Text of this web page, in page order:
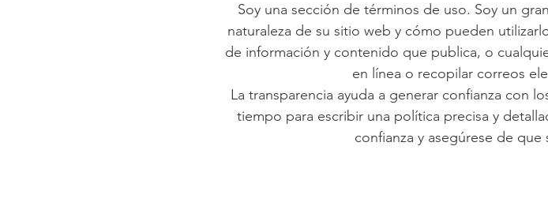
Soy una sección de términos de uso. Soy un
naturaleza de su sitio web y cómo pueden
de información y contenido que publica, o
en línea o recopilar correos
La transparencia ayuda a generar confianza con
tiempo para escribir una política precisa y
confianza y asegúrese de